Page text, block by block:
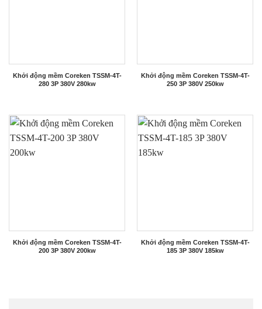
Khởi động mềm Coreken TSSM-4T-
280 3P 380V 280kw
Khởi động mềm Coreken TSSM-4T-
250 3P 380V 250kw
Khởi động mềm Coreken TSSM-4T-
200 3P 380V 200kw
Khởi động mềm Coreken TSSM-4T-
185 3P 380V 185kw